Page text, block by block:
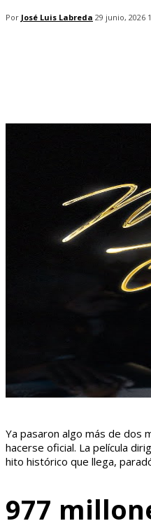
Por José Luis Labreda 29 junio, 2026
Ya pasaron algo más de dos
hacerse oficial. La película
hito histórico que llega,
977